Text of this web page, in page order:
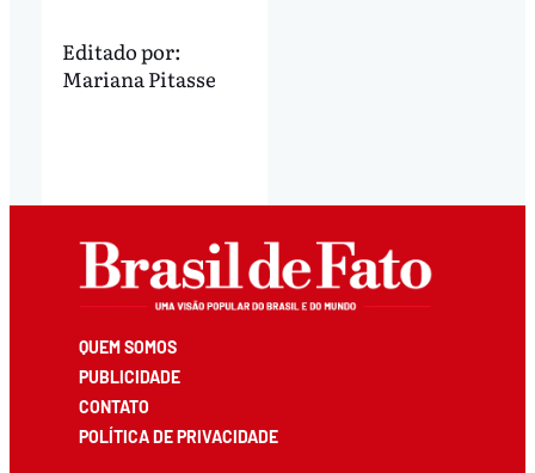
Editado por:
Mariana Pitasse
QUEM SOMOS
PUBLICIDADE
CONTATO
POLÍTICA DE PRIVACIDADE